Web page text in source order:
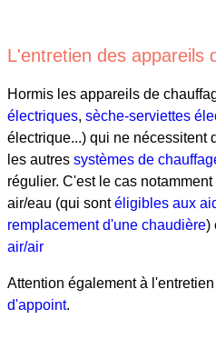
L'entretien des appareils
Hormis les appareils de
électriques, sèche-serviettes
électrique...) qui ne nécessitent
les autres systèmes de
régulier. C'est le cas
air/eau (qui sontéligibles aux
remplacement d'une chaudière)
air/air
Attention également à
d'appoint.